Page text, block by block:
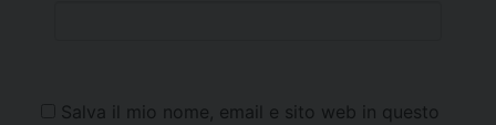
Salva il mio nome, email e sito web in questo